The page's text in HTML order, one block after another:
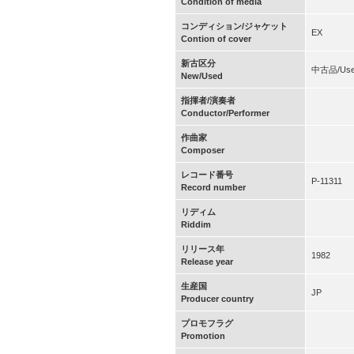
コンディション/ジャケット
Contion of cover
EX
新古区分
New/Used
中古品/
指揮者/演奏者
Conductor/Performer
作曲家
Composer
レコード番号
Record number
P-11311
リディム
Riddim
リリース年
Release year
1982
生産国
Producer country
JP
プロモフラグ
Promotion